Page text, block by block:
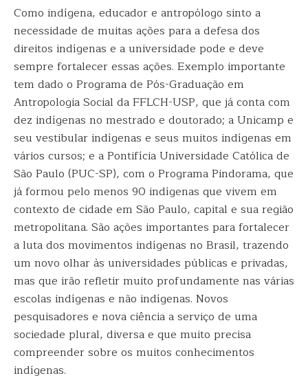
Como indígena, educador e antropólogo sinto a
necessidade de muitas ações para a defesa dos
direitos indígenas e a universidade pode e deve
sempre fortalecer essas ações. Exemplo importante
tem dado o Programa de Pós-Graduação em
Antropologia Social da FFLCH-USP, que já conta com
dez indígenas no mestrado e doutorado; a Unicamp e
seu vestibular indígenas e seus muitos indígenas em
vários cursos; e a Pontifícia Universidade Católica de
São Paulo (PUC-SP), com o Programa Pindorama, que
já formou pelo menos 90 indígenas que vivem em
contexto de cidade em São Paulo, capital e sua região
metropolitana. São ações importantes para fortalecer
a luta dos movimentos indígenas no Brasil, trazendo
um novo olhar às universidades públicas e privadas,
mas que irão refletir muito profundamente nas várias
escolas indígenas e não indígenas. Novos
pesquisadores e nova ciência a serviço de uma
sociedade plural, diversa e que muito precisa
compreender sobre os muitos conhecimentos
indígenas.